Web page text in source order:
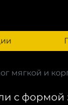
мягкой и
с формой